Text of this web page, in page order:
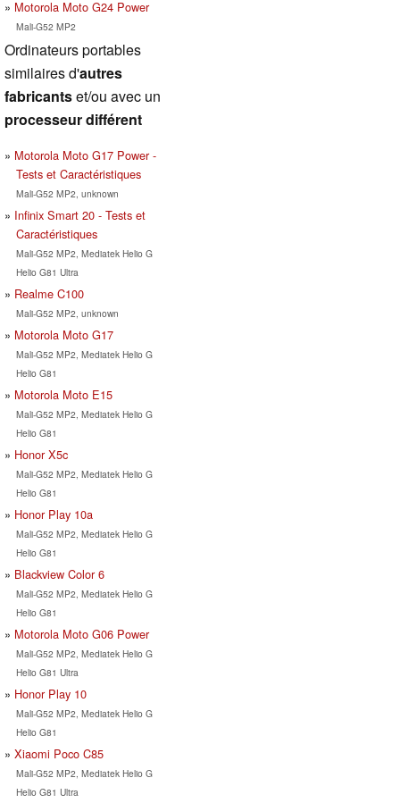
Motorola Moto G24 Power
Mali-G52 MP2
Ordinateurs portables
similaires d'autres
fabricantset/ou avec un
processeur différent
Motorola Moto G17 Power -
Tests et Caractéristiques
Mali-G52 MP2, unknown
Infinix Smart 20 - Tests et
Caractéristiques
Mali-G52 MP2, Mediatek Helio G
Helio G81 Ultra
Realme C100
Mali-G52 MP2, unknown
Motorola Moto G17
Mali-G52 MP2, Mediatek Helio G
Helio G81
Motorola Moto E15
Mali-G52 MP2, Mediatek Helio G
Helio G81
Honor X5c
Mali-G52 MP2, Mediatek Helio G
Helio G81
Honor Play 10a
Mali-G52 MP2, Mediatek Helio G
Helio G81
Blackview Color 6
Mali-G52 MP2, Mediatek Helio G
Helio G81
Motorola Moto G06 Power
Mali-G52 MP2, Mediatek Helio G
Helio G81 Ultra
Honor Play 10
Mali-G52 MP2, Mediatek Helio G
Helio G81
Xiaomi Poco C85
Mali-G52 MP2, Mediatek Helio G
Helio G81 Ultra